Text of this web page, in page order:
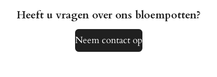
Heeft u vragen over ons bloempotten?
Neem contact op